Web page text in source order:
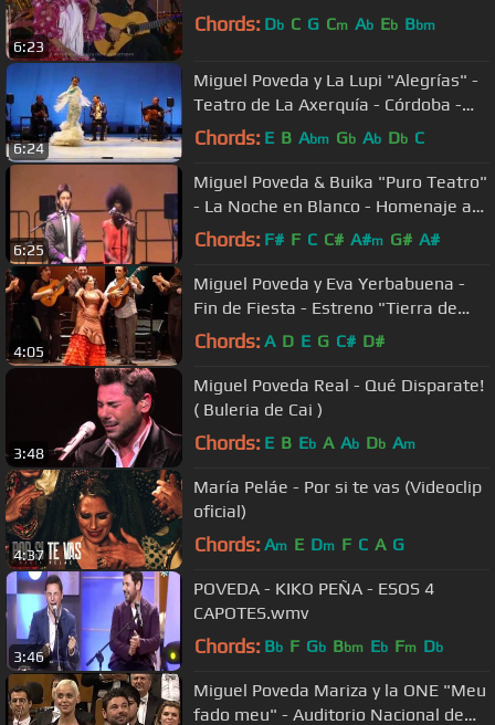
6:23
Chords: Db C G Cm Ab Eb Bbm
6:24
Miguel Poveda y La Lupi "Alegrías" -
Teatro de La Axerquía - Córdoba -
11.07.2012
Chords: E B Abm Gb Ab Db C
6:25
Miguel Poveda & Buika "Puro Teatro"
- La Noche en Blanco - Homenaje a
Pedro Almodóvar 13.09.2008
Chords: F# F C C# A#m G# A#
4:05
Miguel Poveda y Eva Yerbabuena -
Fin de Fiesta - Estreno "Tierra de
Calma" - 28.09.2006
Chords: A D E G C# D#
3:48
Miguel Poveda Real - Qué Disparate!
( Buleria de Cai )
Chords: E B Eb A Ab Db Am
4:37
María Peláe - Por si te vas (Videoclip
oficial)
Chords: Am E Dm F C A G
3:46
POVEDA - KIKO PEÑA - ESOS 4
CAPOTES.wmv
Chords: Bb F Gb Bbm Eb Fm Db
Miguel Poveda Mariza y la ONE "Meu
fado meu" - Auditorio Nacional de